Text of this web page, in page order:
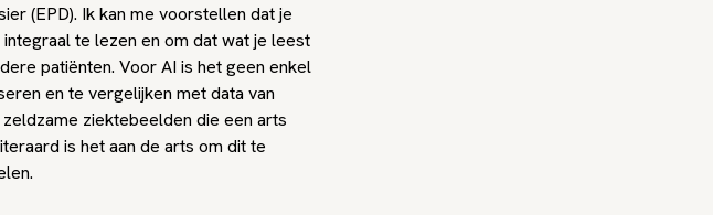
(EPD). Ik kan me voorstellen dat je
te lezen en om dat wat je leest
patiënten. Voor AI is het geen enkel
en te vergelijken met data van
ziektebeelden die een arts
is het aan de arts om dit te